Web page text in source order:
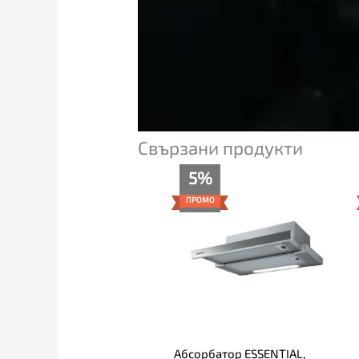
Свързани продукти
5%
ПРОМО
Абсорбатор ESSENTIAL,
199.00€